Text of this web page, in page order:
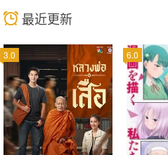
最近更新
3.0 6.0